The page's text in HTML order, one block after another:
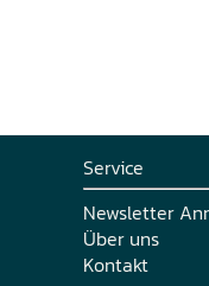
Service
Newsletter
Über uns
Kontakt